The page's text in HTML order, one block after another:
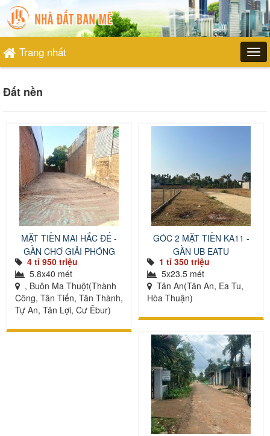
Trang nhất
Đất nền
MẶT TIỀN MAI HẮC ĐẾ -
GẦN CHỢ GIẢI PHÓNG
4 tỉ 950 triệu
5.8x40 mét
, Buôn Ma Thuột(Thành
Công, Tân Tiến, Tân Thành,
Tự An, Tân Lợi, Cư Êbur)
GÓC 2 MẶT TIỀN KA11 -
GẦN UB EATU
1 tỉ 350 triệu
5x23.5 mét
Tân An(Tân An, Ea Tu,
Hòa Thuận)